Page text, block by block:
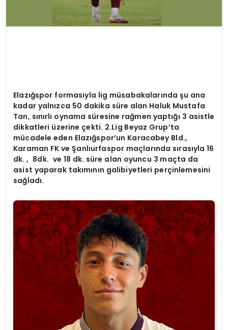
Elazığspor formasıyla lig müsabakalarında şu ana
kadar yalnızca 50 dakika süre alan Haluk Mustafa
Tan, sınırlı oynama süresine rağmen yaptığı 3 asistle
dikkatleri üzerine çekti. 2.Lig Beyaz Grup’ta
mücadele eden Elazığspor’un Karacabey Bld.,
Karaman FK ve Şanlıurfaspor maçlarında sırasıyla 16
dk. , 8dk. ve 18 dk. süre alan oyuncu 3 maçta da
asist yaparak takımının galibiyetleri perçinlemesini
sağladı.